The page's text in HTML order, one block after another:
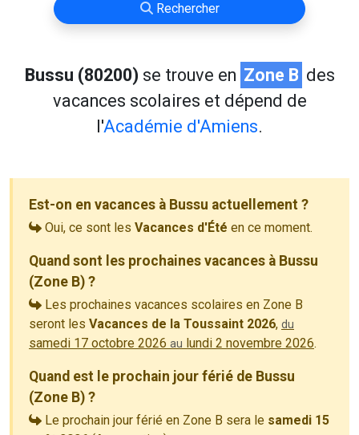
Rechercher
Bussu (80200) se trouve en Zone B des
vacances scolaires et dépend de
l'Académie d'Amiens.
Est-on en vacances à Bussu actuellement ?
Oui, ce sont les Vacances d'Été en ce moment.
Quand sont les prochaines vacances à Bussu
(Zone B) ?
Les prochaines vacances scolaires en Zone B
seront les Vacances de la Toussaint 2026, du
samedi 17 octobre 2026 au lundi 2 novembre 2026.
Quand est le prochain jour férié de Bussu
(Zone B) ?
Le prochain jour férié en Zone B sera le samedi 15